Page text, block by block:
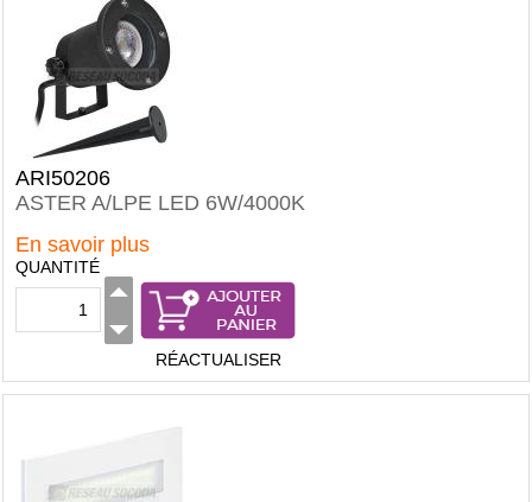
ARI50206
ASTER A/LPE LED 6W/4000K
En savoir plus
QUANTITÉ
RÉACTUALISER